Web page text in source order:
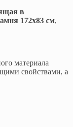
в
172х83 см,
материала
свойствами, а